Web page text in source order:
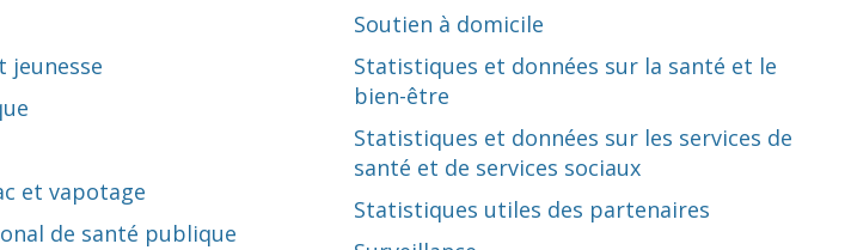
jeunesse
et vapotage
de santé publique
Soutien à domicile
Statistiques et données sur la santé et le
bien-être
Statistiques et données sur les services de
santé et de services sociaux
Statistiques utiles des partenaires